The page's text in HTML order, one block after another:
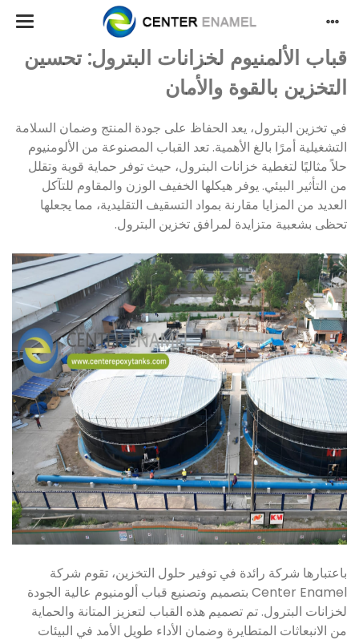
قباب الألمنيوم لخزانات البترول: تحسين
التخزين بالقوة والأمان
في تخزين البترول، يعد الحفاظ على جودة المنتج وضمان السلامة
التشغيلية أمرًا بالغ الأهمية. تعد القباب المصنوعة من الألومنيوم
حلاً مثاليًا لتغطية خزانات البترول، حيث توفر حماية قوية وتقلل
من التأثير البيئي. يوفر هيكلها الخفيف الوزن والمقاوم للتآكل
العديد من المزايا مقارنة بمواد التسقيف التقليدية، مما يجعلها
تحظى بشعبية متزايدة لمرافق تخزين البترول.
باعتبارها شركة رائدة في توفير حلول التخزين، تقوم شركة
Center Enamel بتصميم وتصنيع قباب ألومنيوم عالية الجودة
لخزانات البترول. تم تصميم هذه القباب لتعزيز المتانة والحماية
من الانبعاثات المتطايرة وضمان الأداء طويل الأمد في البيئات